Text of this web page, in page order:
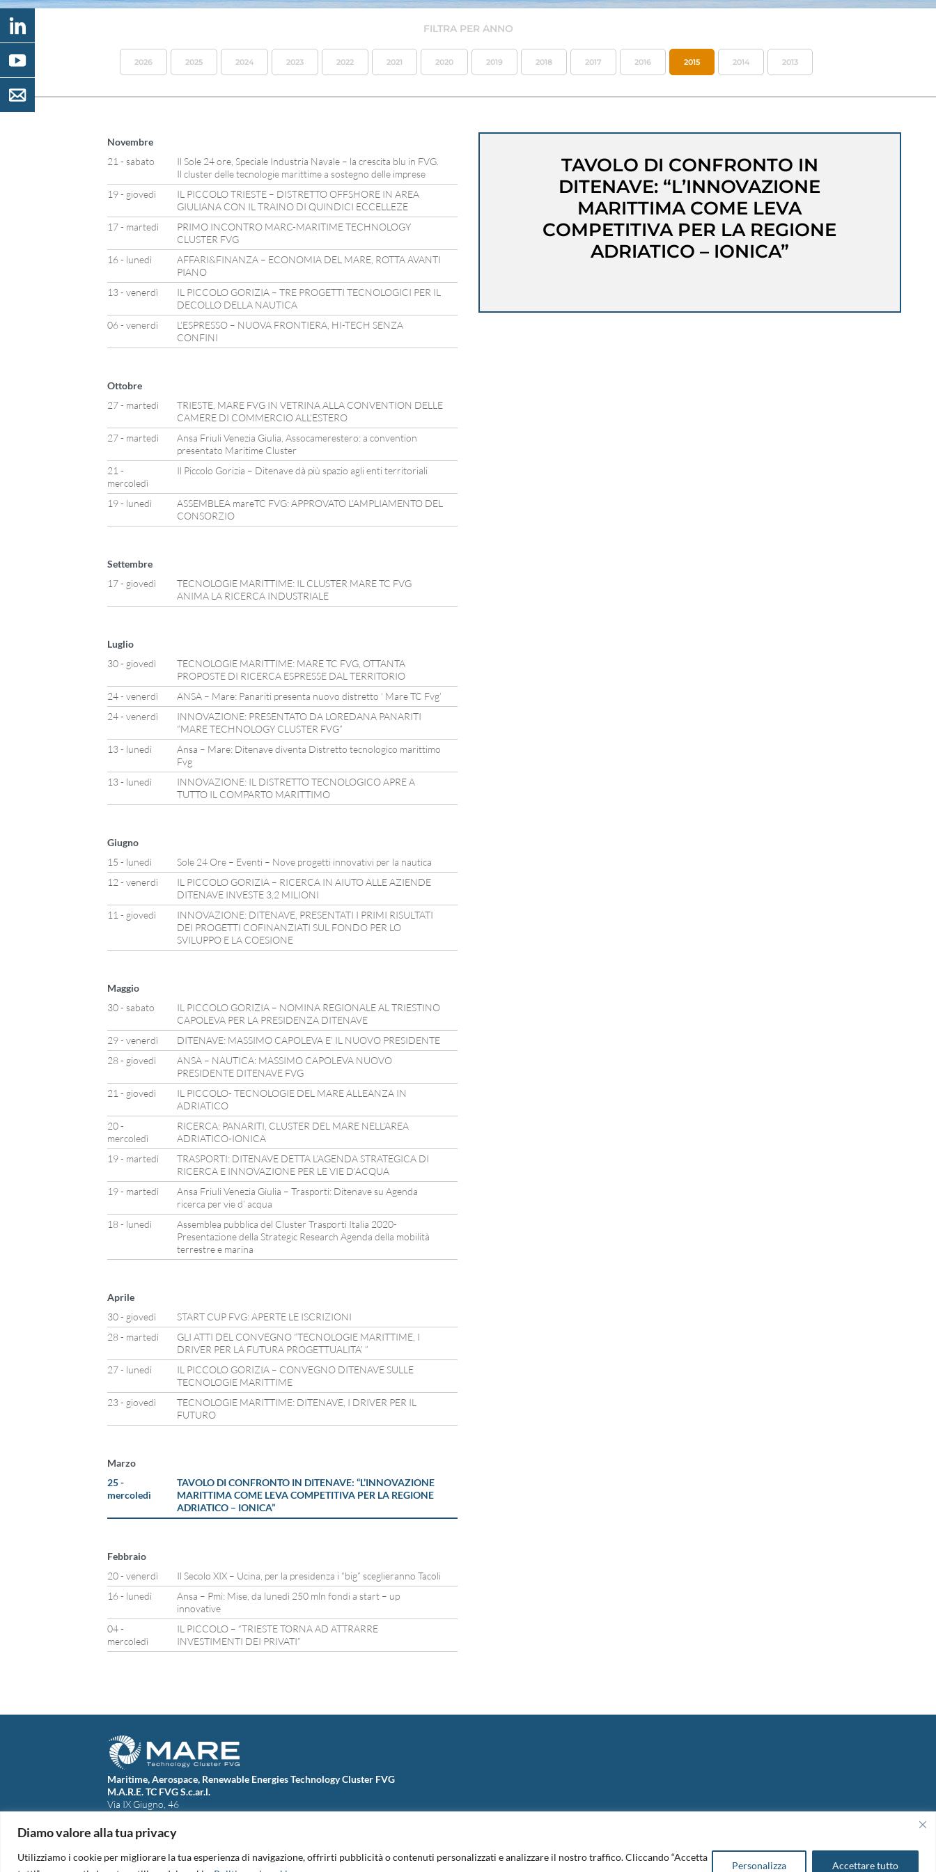
Diamo valore alla tua privacy
Utilizziamo i cookie per migliorare la tua esperienza di navigazione, offrirti pubblicità o contenuti personalizzati e analizzare il nostro traffico. Cliccando “Accetta
Personalizza Accettare tutto
FILTRA PER ANNO
2026 2025 2024 2023 2022 2021 2020 2019 2018 2017 2016 2015 2014 2013
Novembre
21 - sabato
Il Sole 24 ore, Speciale Industria Navale – la crescita blu in FVG.
Il cluster delle tecnologie marittime a sostegno delle imprese
19 - giovedì
IL PICCOLO TRIESTE – DISTRETTO OFFSHORE IN AREA
GIULIANA CON IL TRAINO DI QUINDICI ECCELLEZE
17 - martedì
PRIMO INCONTRO MARC-MARITIME TECHNOLOGY
CLUSTER FVG
16 - lunedì
AFFARI&FINANZA – ECONOMIA DEL MARE, ROTTA AVANTI
PIANO
13 - venerdì
IL PICCOLO GORIZIA – TRE PROGETTI TECNOLOGICI PER IL
DECOLLO DELLA NAUTICA
06 - venerdì
L’ESPRESSO – NUOVA FRONTIERA, HI-TECH SENZA
CONFINI
Ottobre
27 - martedì
TRIESTE, MARE FVG IN VETRINA ALLA CONVENTION DELLE
CAMERE DI COMMERCIO ALL’ESTERO
27 - martedì
Ansa Friuli Venezia Giulia, Assocamerestero: a convention
presentato Maritime Cluster
21 -
mercoledì
Il Piccolo Gorizia – Ditenave dà più spazio agli enti territoriali
19 - lunedì
ASSEMBLEA mareTC FVG: APPROVATO L’AMPLIAMENTO DEL
CONSORZIO
Settembre
17 - giovedì
TECNOLOGIE MARITTIME: IL CLUSTER MARE TC FVG
ANIMA LA RICERCA INDUSTRIALE
Luglio
30 - giovedì
TECNOLOGIE MARITTIME: MARE TC FVG, OTTANTA
PROPOSTE DI RICERCA ESPRESSE DAL TERRITORIO
24 - venerdì
ANSA – Mare: Panariti presenta nuovo distretto ‘ Mare TC Fvg’
24 - venerdì
INNOVAZIONE: PRESENTATO DA LOREDANA PANARITI
“MARE TECHNOLOGY CLUSTER FVG”
13 - lunedì
Ansa – Mare: Ditenave diventa Distretto tecnologico marittimo
Fvg
13 - lunedì
INNOVAZIONE: IL DISTRETTO TECNOLOGICO APRE A
TUTTO IL COMPARTO MARITTIMO
Giugno
15 - lunedì
Sole 24 Ore – Eventi – Nove progetti innovativi per la nautica
12 - venerdì
IL PICCOLO GORIZIA – RICERCA IN AIUTO ALLE AZIENDE
DITENAVE INVESTE 3,2 MILIONI
11 - giovedì
INNOVAZIONE: DITENAVE, PRESENTATI I PRIMI RISULTATI
DEI PROGETTI COFINANZIATI SUL FONDO PER LO
SVILUPPO E LA COESIONE
Maggio
30 - sabato
IL PICCOLO GORIZIA – NOMINA REGIONALE AL TRIESTINO
CAPOLEVA PER LA PRESIDENZA DITENAVE
29 - venerdì
DITENAVE: MASSIMO CAPOLEVA E’ IL NUOVO PRESIDENTE
28 - giovedì
ANSA – NAUTICA: MASSIMO CAPOLEVA NUOVO
PRESIDENTE DITENAVE FVG
21 - giovedì
IL PICCOLO- TECNOLOGIE DEL MARE ALLEANZA IN
ADRIATICO
20 -
mercoledì
RICERCA: PANARITI, CLUSTER DEL MARE NELL’AREA
ADRIATICO-IONICA
19 - martedì
TRASPORTI: DITENAVE DETTA L’AGENDA STRATEGICA DI
RICERCA E INNOVAZIONE PER LE VIE D’ACQUA
19 - martedì
Ansa Friuli Venezia Giulia – Trasporti: Ditenave su Agenda
ricerca per vie d’ acqua
18 - lunedì
Assemblea pubblica del Cluster Trasporti Italia 2020-
Presentazione della Strategic Research Agenda della mobilità
terrestre e marina
Aprile
30 - giovedì
START CUP FVG: APERTE LE ISCRIZIONI
28 - martedì
GLI ATTI DEL CONVEGNO “TECNOLOGIE MARITTIME, I
DRIVER PER LA FUTURA PROGETTUALITA’ ”
27 - lunedì
IL PICCOLO GORIZIA – CONVEGNO DITENAVE SULLE
TECNOLOGIE MARITTIME
23 - giovedì
TECNOLOGIE MARITTIME: DITENAVE, I DRIVER PER IL
FUTURO
Marzo
25 -
mercoledì
TAVOLO DI CONFRONTO IN DITENAVE: “L’INNOVAZIONE
MARITTIMA COME LEVA COMPETITIVA PER LA REGIONE
ADRIATICO – IONICA”
Febbraio
20 - venerdì
Il Secolo XIX – Ucina, per la presidenza i “big” sceglieranno Tacoli
16 - lunedì
Ansa – Pmi: Mise, da lunedì 250 mln fondi a start – up
innovative
04 -
mercoledì
IL PICCOLO – “TRIESTE TORNA AD ATTRARRE
INVESTIMENTI DEI PRIVATI”
TAVOLO DI CONFRONTO IN
DITENAVE: “L’INNOVAZIONE
MARITTIMA COME LEVA
COMPETITIVA PER LA REGIONE
ADRIATICO – IONICA”
Maritime, Aerospace, Renewable Energies Technology Cluster FVG
M.A.R.E. TC FVG S.c.ar.l.
Via IX Giugno, 46
tel. +39 0481 723440
Codice Fiscale e Partita Iva: 01138620313
PEC:marefvg@legalmail.it
Copyright 2026. Design and development by B42
Amm. Trasparente|Bandi & Avvisi